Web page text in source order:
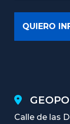
Calle de las